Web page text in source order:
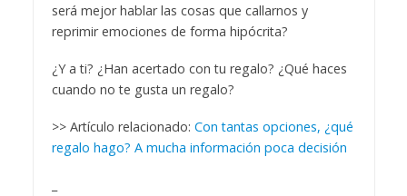
será mejor hablar las cosas que callarnos y
reprimir emociones de forma hipócrita?
¿Y a ti? ¿Han acertado con tu regalo? ¿Qué haces
cuando no te gusta un regalo?
>> Artículo relacionado: Con tantas opciones, ¿qué
regalo hago? A mucha información poca decisión